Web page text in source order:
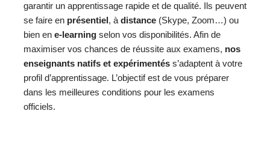
garantir un apprentissage rapide et de qualité. Ils peuvent
se faire en présentiel, à distance (Skype, Zoom…) ou
bien en e-learning selon vos disponibilités. Afin de
maximiser vos chances de réussite aux examens, nos
enseignants natifs et expérimentés s’adaptent à votre
profil d’apprentissage. L’objectif est de vous préparer
dans les meilleures conditions pour les examens
officiels.